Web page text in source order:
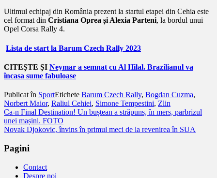
Ultimul echipaj din România prezent la startul etapei din Cehia este
cel format din Cristiana Oprea și Alexia Parteni, la bordul unui
Opel Corsa Rally 4.
Lista de start la Barum Czech Rally 2023
CITEȘTE ȘI Neymar a semnat cu Al Hilal. Brazilianul va
încasa sume fabuloase
Publicat în SportEtichete Barum Czech Rally, Bogdan Cuzma,
Norbert Maior, Raliul Cehiei, Simone Tempestini, Zlin
Navigare
în
Ca-n Final Destination! Un buștean a străpuns, în mers, parbrizul
unei mașini. FOTO
Novak Djokovic, învins în primul meci de la revenirea în SUA
Pagini
Contact
Despre noi